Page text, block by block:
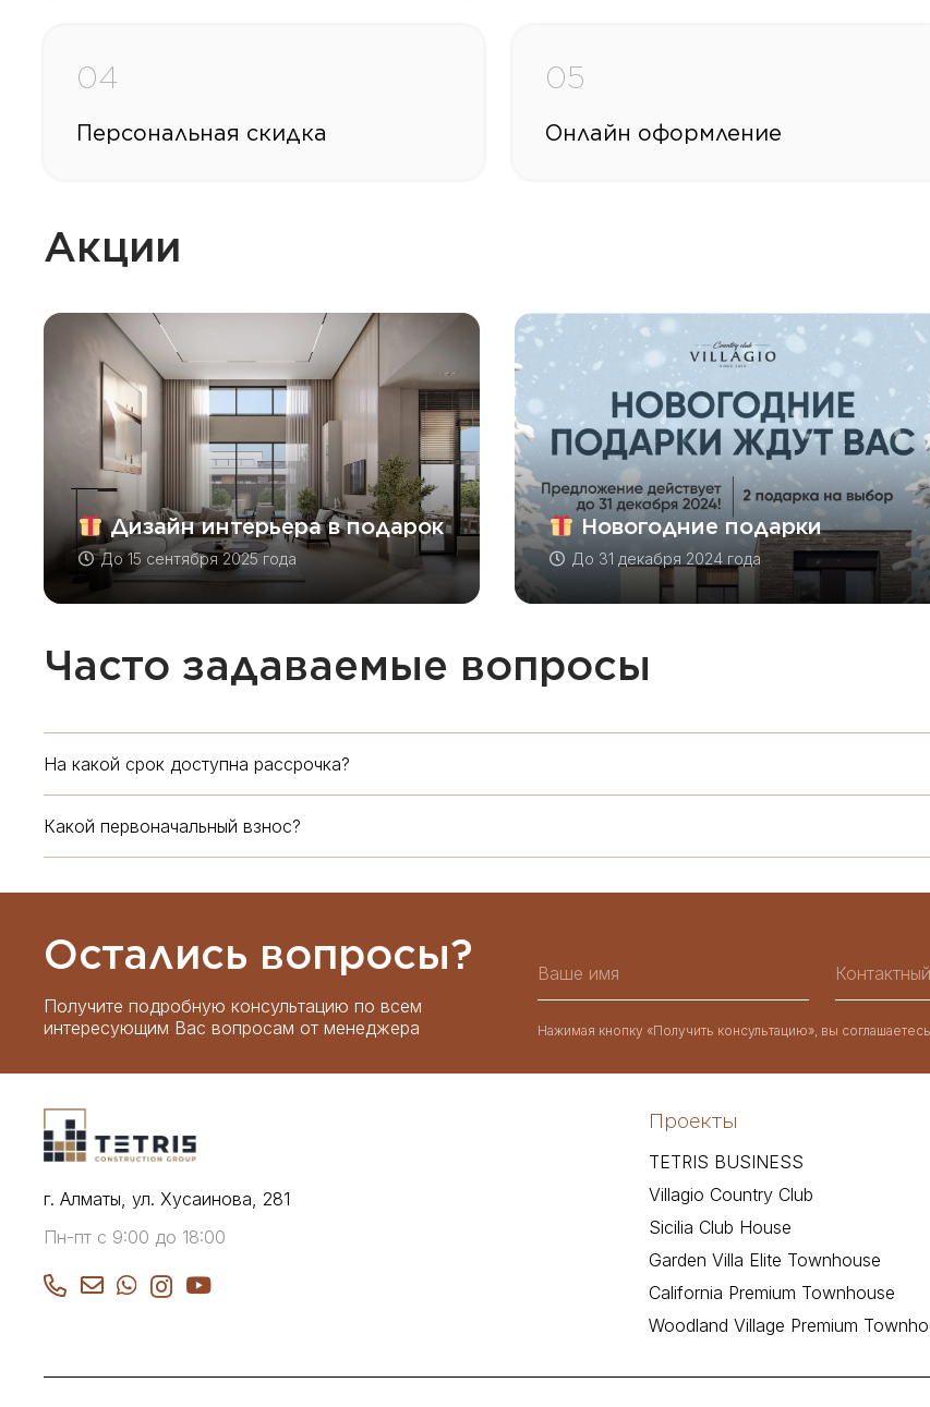
04
Персональная скидка
05
Онлайн оформление
Акции
Дизайн интерьера в подарок
До15 сентября 2025 года
Новогодние подарки
До 31 декабря 2024 года
Часто задаваемые вопросы
На какой срок доступна рассрочка?
Какой первоначальный взнос?
Остались вопросы?
Получите подробную консультацию по всем
интересующим Вас вопросам от менеджера
Нажимая кнопку «Получить консультацию», вы
г. Алматы, ул. Хусаинова, 281
Пн-пт с 9:00 до 18:00
Проекты
TETRIS BUSINESS
Villagio Country Club
Sicilia Club House
Garden Villa Elite Townhouse
California Premium Townhouse
Woodland Village Premium